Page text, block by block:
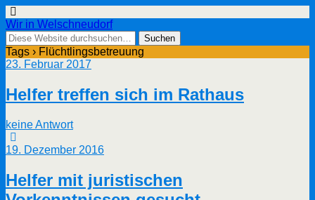
Wir in Welschneudorf
Tags › Flüchtlingsbetreuung
23. Februar 2017
Helfer treffen sich im Rathaus
keine Antwort
19. Dezember 2016
Helfer mit juristischen